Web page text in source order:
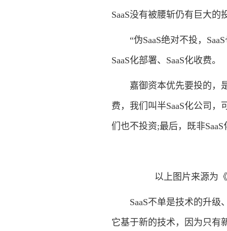
SaaS没有被腰斩仍有巨大
“伪SaaS绝对不投，SaaS
SaaS化部署、SaaS化收费。
嘉御资本优先要投的，是
费，我们叫半SaaS化公司，
们也不投资;最后，既非
以上图片来源为
SaaS不单是技术的升级
它基于新的技术，因为只有